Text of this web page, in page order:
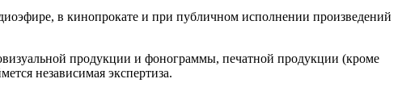
в кинопрокате и при публичном исполнении произведений
продукции и фонограммы, печатной продукции (кроме
независимая экспертиза.